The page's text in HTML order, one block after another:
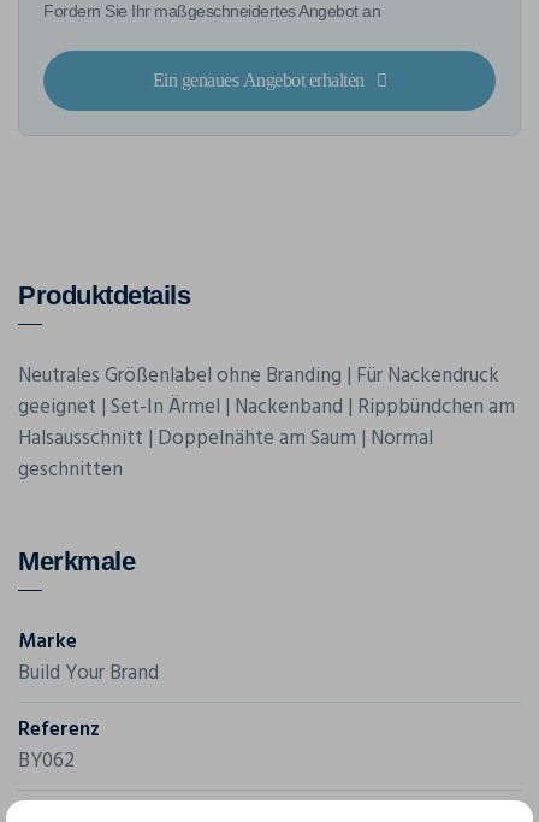
Fordern Sie Ihr maßgeschneidertes Angebot an
Ein genaues Angebot erhalten
Produktdetails
Neutrales Größenlabel ohne Branding | Für Nackendruck
geeignet | Set-In Ärmel | Nackenband | Rippbündchen am
Halsausschnitt | Doppelnähte am Saum | Normal
geschnitten
Merkmale
Marke
Build Your Brand
Referenz
BY062